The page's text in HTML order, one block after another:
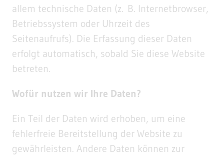
allem technische Daten (z. B. Internetbrowser,
Betriebssystem oder Uhrzeit des
Seitenaufrufs). Die Erfassung dieser Daten
erfolgt automatisch, sobald Sie diese Website
betreten.
Wofür nutzen wir Ihre Daten?
Ein Teil der Daten wird erhoben, um eine
fehlerfreie Bereitstellung der Website zu
gewährleisten. Andere Daten können zur